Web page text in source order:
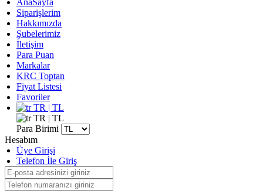
AnaSayfa
Siparişlerim
Hakkımızda
Şubelerimiz
İletişim
Para Puan
Markalar
KRC Toptan
Fiyat Listesi
Favoriler
TR | TL
TR | TL
Para Birimi
Hesabım
Üye Girişi
Telefon İle Giriş